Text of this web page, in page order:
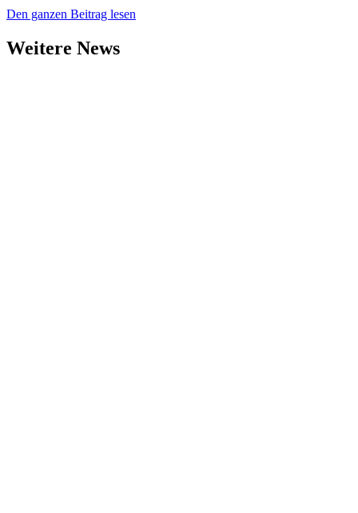
Den ganzen Beitrag lesen
Weitere News